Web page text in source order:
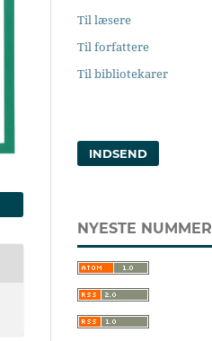
Til læsere
Til forfattere
Til bibliotekarer
INDSEND
NYESTE NUMMER